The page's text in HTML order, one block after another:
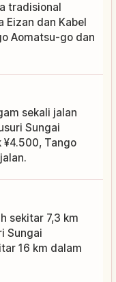
tradisional
Eizan dan Kabel
Aomatsu-go dan
sekali jalan
Sungai
¥4.500, Tango
sekitar 7,3 km
Sungai
16 km dalam